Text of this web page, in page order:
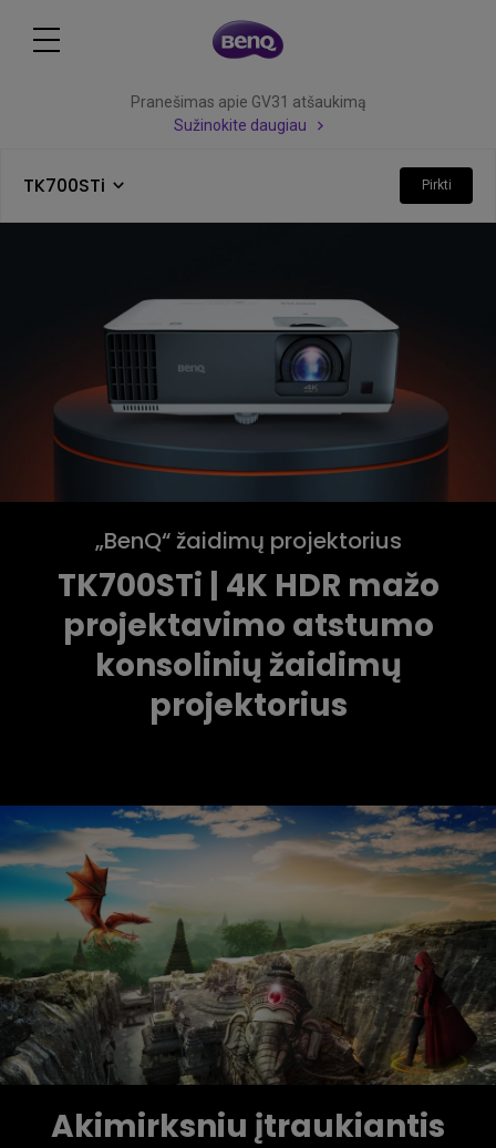
Pranešimas apie GV31 atšaukimą
Sužinokite daugiau
TK700STi Pirkti
„BenQ“ žaidimų projektorius
TK700STi | 4K HDR mažo
projektavimo atstumo
konsolinių žaidimų
projektorius
Akimirksniu įtraukiantis